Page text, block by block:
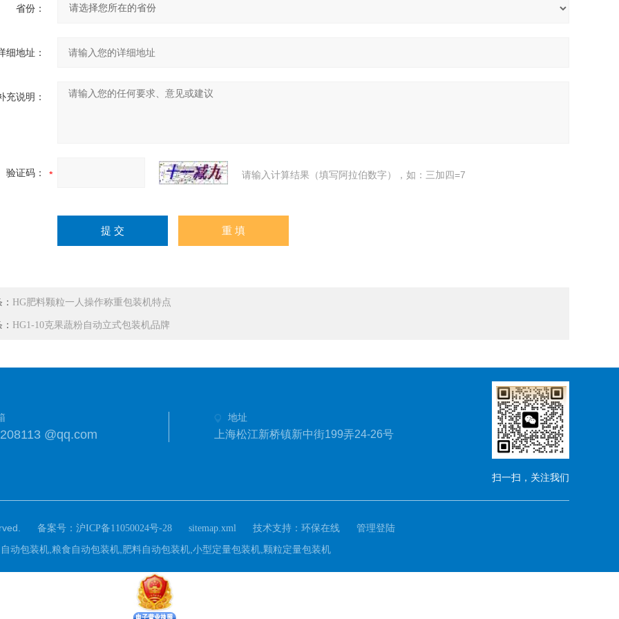
省份：
细地址：
充说明：
验证码： 请输入计算结果（填写阿拉伯数字），如：三加四=7
HG肥料颗粒一人操作称重包装机特点
HG1-10克果蔬粉自动立式包装机品牌
@qq.com
地址
上海松江新桥镇新中街199弄24-26号
扫一扫，关注我们
备案号： 沪ICP备11050024号-28 sitemap.xml 技术支持： 环保在线 管理登陆
动包装机,粮食自动包装机,肥料自动包装机,小型定量包装机,颗粒定量包装机